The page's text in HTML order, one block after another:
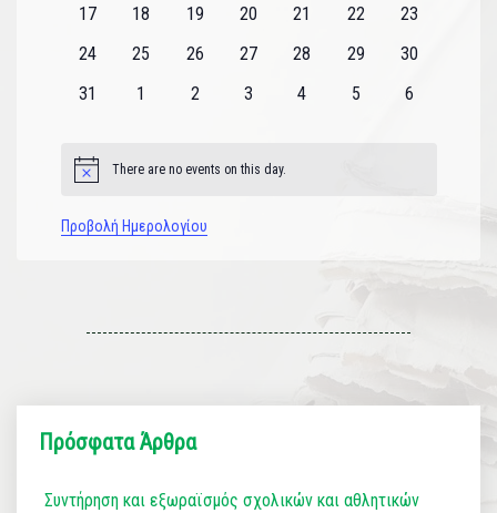
0
17
0
18
0
19
0
20
0
21
0
22
0
23
0
24
0
25
0
26
0
27
0
28
0
29
0
30
0
31
0
1
0
2
0
3
0
4
0
5
0
6
Notice There are no events on this day.
Προβολή Ημερολογίου
Πρόσφατα Άρθρα
Συντήρηση και εξωραϊσμός σχολικών και αθλητικών